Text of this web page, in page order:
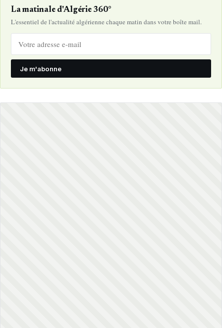
La matinale d'Algérie 360°
L'essentiel de l'actualité algérienne chaque matin dans votre boîte mail.
Je m'abonne